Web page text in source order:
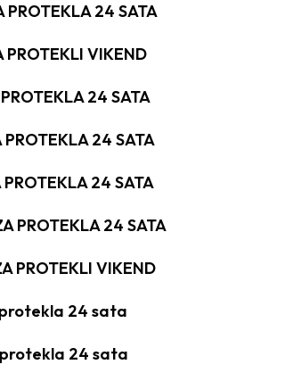
24 SATA
VIKEND
24 SATA
24 SATA
24 SATA
PROTEKLA 24 SATA
PROTEKLI VIKEND
24 sata
24 sata